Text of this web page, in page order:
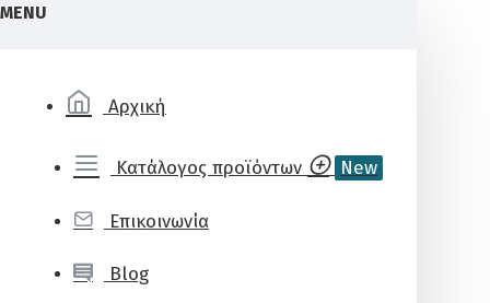
MENU
Αρχική
Κατάλογος προϊόντων New
Επικοινωνία
Blog